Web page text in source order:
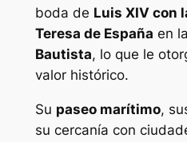
boda de Luis XIV con
Teresa de España en la
Bautista, lo que le
valor histórico.
Su paseo marítimo,
su cercanía con